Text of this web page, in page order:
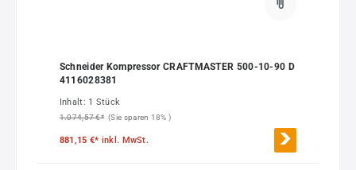
Schneider Kompressor CRAFTMASTER 500-10-90 D
4116028381
Inhalt: 1 Stück
1.074,57 €* (Sie sparen 18% )
881,15 €* inkl. MwSt.